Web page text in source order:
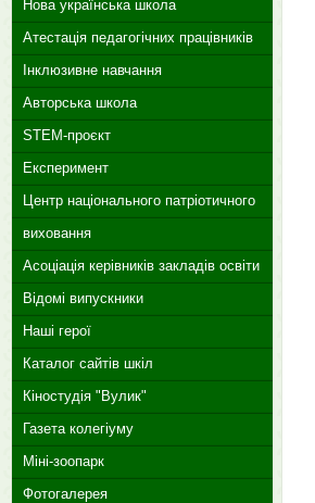
Нова українська школа
Атестація педагогічних працівників
Інклюзивне навчання
Авторська школа
STEM-проєкт
Експеримент
Центр національного патріотичного
виховання
Асоціація керівників закладів освіти
Відомі випускники
Наші герої
Каталог сайтів шкіл
Кіностудія "Вулик"
Газета колегіуму
Міні-зоопарк
Фотогалерея